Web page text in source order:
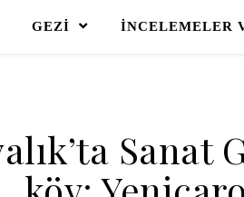
GEZİ İNCELEMELER